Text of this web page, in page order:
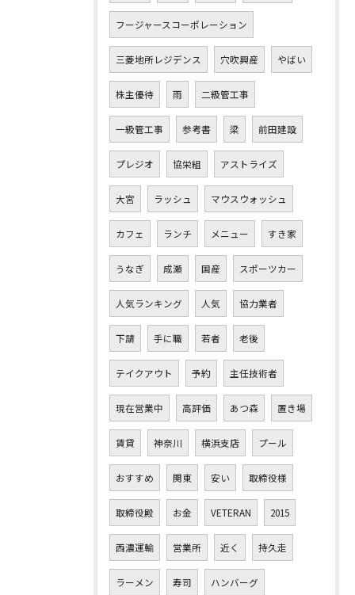
フージャースコーポレーション
三菱地所レジデンス 穴吹興産 やばい
株主優待 雨 二級管工事
一級管工事 参考書 梁 前田建設
プレジオ 協栄組 アストライズ
大宮 ラッシュ マウスウォッシュ
カフェ ランチ メニュー すき家
うなぎ 成瀬 国産 スポーツカー
人気ランキング 人気 協力業者
下請 手に職 若者 老後
テイクアウト 予約 主任技術者
現在営業中 高評価 あつ森 置き場
賃貸 神奈川 横浜支店 プール
おすすめ 関東 安い 取締役様
取締役殿 お金 VETERAN 2015
西濃運輸 営業所 近く 持久走
ラーメン 寿司 ハンバーグ